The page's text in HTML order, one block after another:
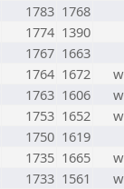
1783 1768
1774 1390
1767 1663
1764 1672
w
1763 1606
w
1753 1652
w
1750 1619
1735 1665
w
1733 1561
w